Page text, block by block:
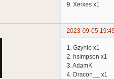
9. Xerxes x1
2023-09-05
1. Gzynio x1
2. hsimpson x1
3. AdamK
4. Dracon__ x1